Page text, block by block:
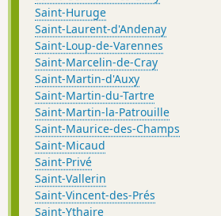
Saint-Huruge
Saint-Laurent-d'Andenay
Saint-Loup-de-Varennes
Saint-Marcelin-de-Cray
Saint-Martin-d'Auxy
Saint-Martin-du-Tartre
Saint-Martin-la-Patrouille
Saint-Maurice-des-Champs
Saint-Micaud
Saint-Privé
Saint-Vallerin
Saint-Vincent-des-Prés
Saint-Ythaire